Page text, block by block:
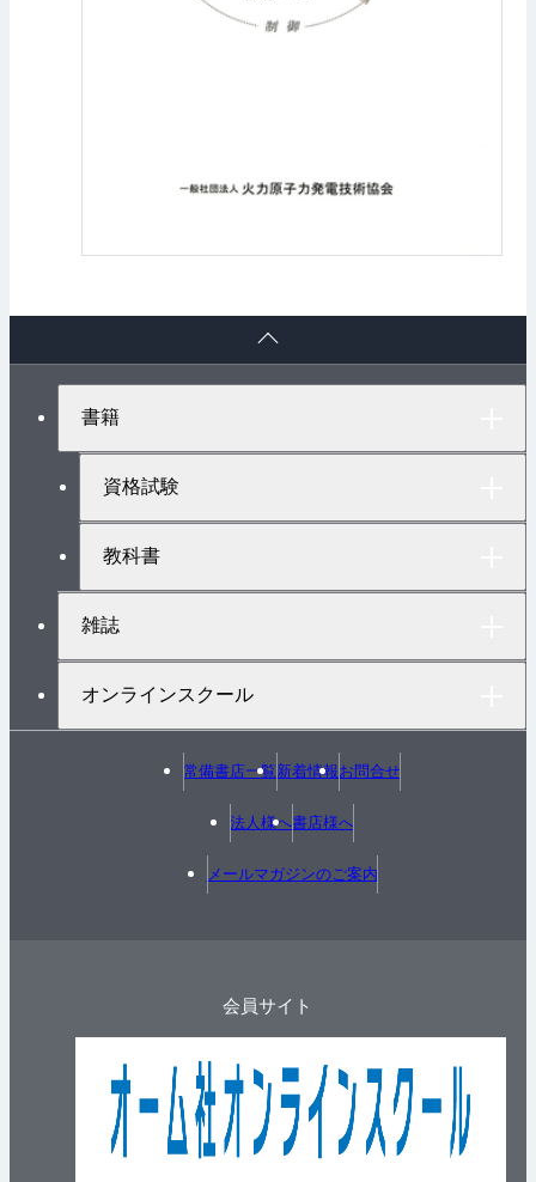
書籍
資格試験
教科書
雑誌
オンラインスクール
常備書店一覧新着情報お問合せ
法人様へ書店様へ
メールマガジンのご案内
会員サイト